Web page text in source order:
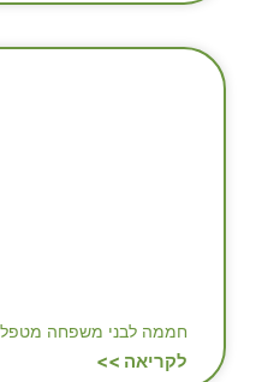
חממה לבני משפחה
לקריאה >>